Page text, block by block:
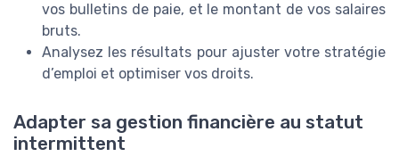
vos bulletins de paie, et le montant de vos salaires
bruts.
Analysez les résultats pour ajuster votre stratégie
d’emploi et optimiser vos droits.
Adapter sa gestion financière au statut
intermittent